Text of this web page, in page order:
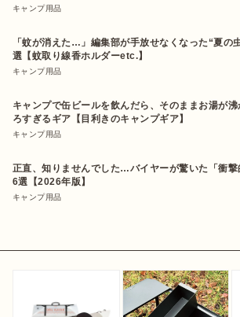
キャンプ用品
「蚊が消えた…」編集部が手放せなくなった“夏の
選【蚊取り線香ホルダーetc.】
キャンプ用品
キャンプで缶ビールを飲んだら、そのままお湯が
ろすぎるギア【目利きのキャンプギア】
キャンプ用品
正直、知りませんでした…バイヤーが驚いた「衝撃
6選【2026年版】
キャンプ用品